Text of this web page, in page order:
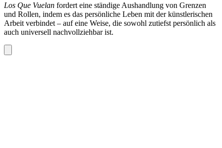
Los Que Vuelan fordert eine ständige Aushandlung von Grenzen
und Rollen, indem es das persönliche Leben mit der künstlerischen
Arbeit verbindet – auf eine Weise, die sowohl zutiefst persönlich als
auch universell nachvollziehbar ist.